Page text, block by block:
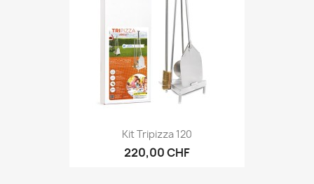
Kit Tripizza 120
220,00 CHF